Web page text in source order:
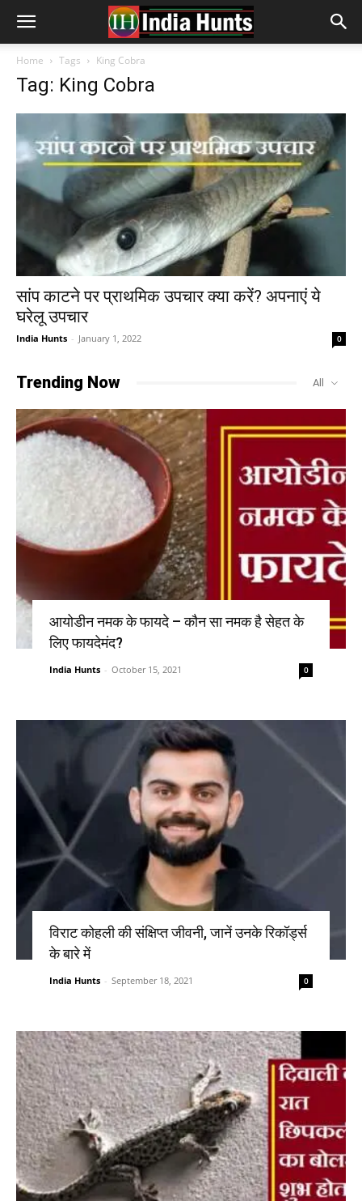
Home Tags King Cobra
Tag: King Cobra
सांप काटने पर प्राथमिक उपचार क्या करें? अपनाएं ये
घरेलू उपचार
India Hunts - January 1, 2022 0
Trending Now All
आयोडीन नमक के फायदे – कौन सा नमक है सेहत के
लिए फायदेमंद?
India Hunts - October 15, 2021 0
विराट कोहली की संक्षिप्त जीवनी, जानें उनके रिकॉर्ड्स
के बारे में
India Hunts - September 18, 2021 0